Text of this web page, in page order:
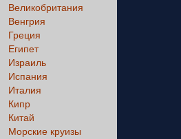
Великобритания
Венгрия
Греция
Египет
Израиль
Испания
Италия
Кипр
Китай
Морские круизы